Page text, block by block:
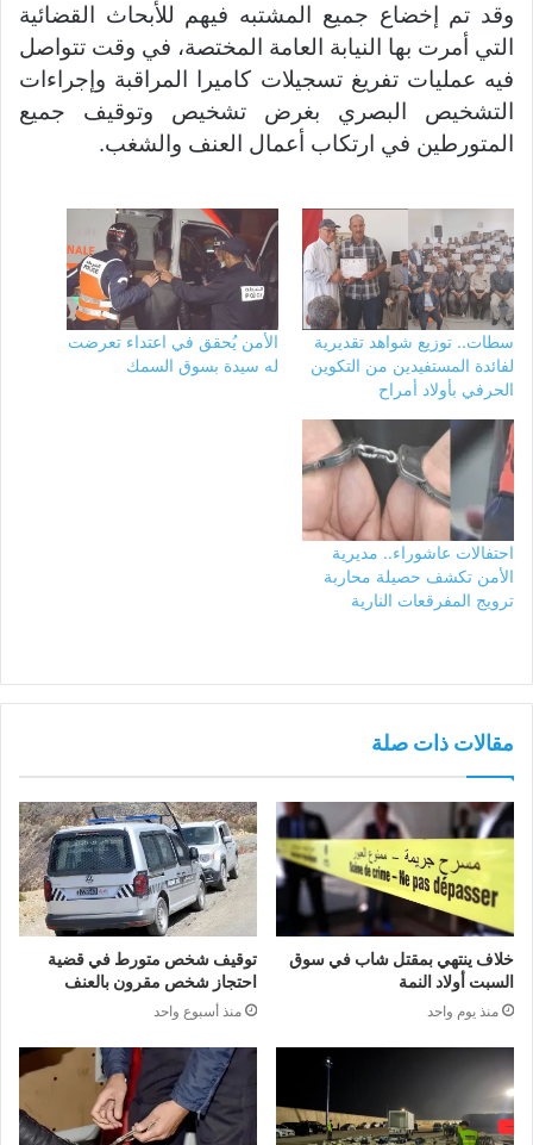
وقد تم إخضاع جميع المشتبه فيهم للأبحاث القضائية
التي أمرت بها النيابة العامة المختصة، في وقت تتواصل
فيه عمليات تفريغ تسجيلات كاميرا المراقبة وإجراءات
التشخيص البصري بغرض تشخيص وتوقيف جميع
المتورطين في ارتكاب أعمال العنف والشغب.
سطات.. توزيع شواهد تقديرية
لفائدة المستفيدين من التكوين
الحرفي بأولاد أمراح
الأمن يُحقق في اعتداء تعرضت
له سيدة بسوق السمك
احتفالات عاشوراء.. مديرية
الأمن تكشف حصيلة محاربة
ترويج المفرقعات النارية
مقالات ذات صلة
خلاف ينتهي بمقتل شاب في سوق
السبت أولاد النمة
منذ يوم واحد
توقيف شخص متورط في قضية
احتجاز شخص مقرون بالعنف
منذ أسبوع واحد